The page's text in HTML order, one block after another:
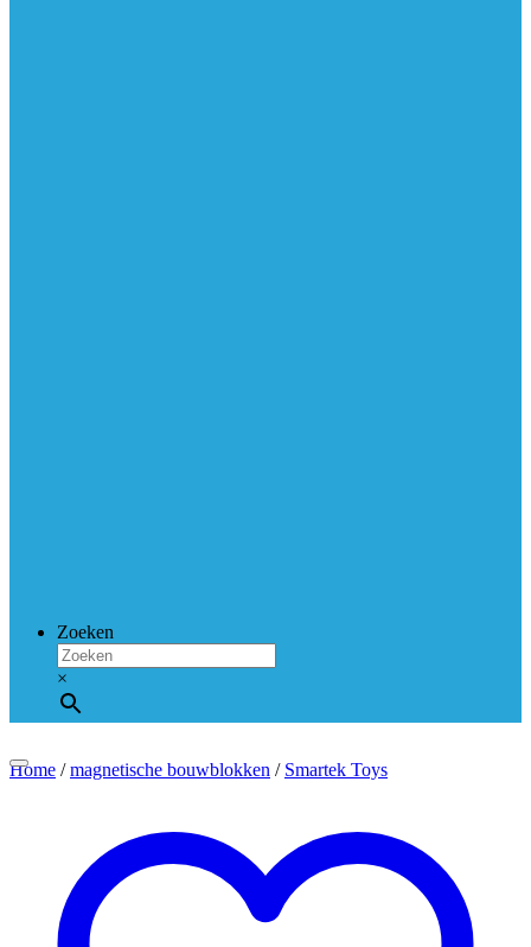
Zoeken
×
Home / magnetische bouwblokken / Smartek Toys